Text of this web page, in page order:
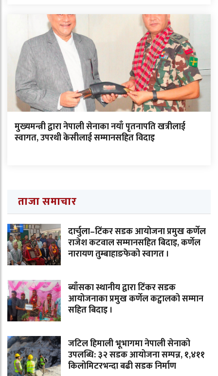
मुख्यमन्त्री द्वारा नेपाली सेनाका नयाँ पृतनापति खत्रीलाई
स्वागत, उपरथी केसीलाई सम्मानसहित विदाइ
ताजा समाचार
दार्चुला–टिंकर सडक आयोजना प्रमुख कर्णेल
राजेश कटवाल सम्मानसहित बिदाइ, कर्णेल
नारायण तुम्बाहाङफेको स्वागत ।
ब्याँसका स्थानीय द्वारा टिंकर सडक
आयोजनाका प्रमुख कर्णेल कट्वालको सम्मान
सहित बिदाइ ।
जटिल हिमाली भूभागमा नेपाली सेनाको
उपलब्धि: ३२ सडक आयोजना सम्पन्न, १,४११
किलोमिटरभन्दा बढी सडक निर्माण